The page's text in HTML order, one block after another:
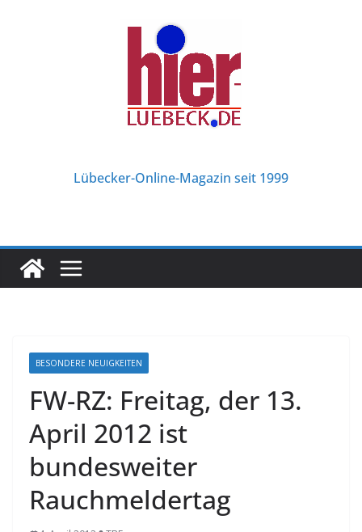
Lübecker-Online-Magazin seit 1999
BESONDERE NEUIGKEITEN
FW-RZ: Freitag, der 13.
April 2012 ist
bundesweiter
Rauchmeldertag